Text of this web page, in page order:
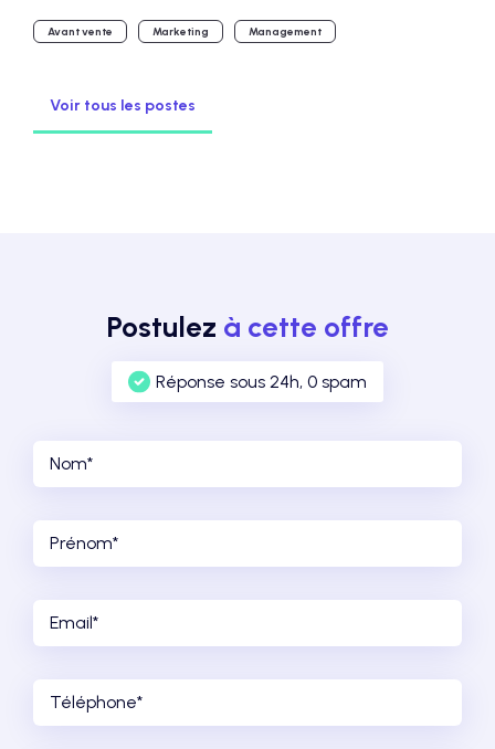
Avant vente Marketing Management
Voir tous les postes
Postulez à cette offre
Réponse sous 24h, 0 spam